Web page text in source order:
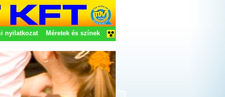
nyilatkozat
Méretek és színek